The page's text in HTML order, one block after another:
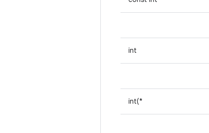
int
int(*